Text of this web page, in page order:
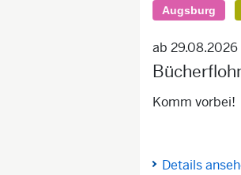
Augsburg
ab 29.08.2026
Komm vorbei!
Details